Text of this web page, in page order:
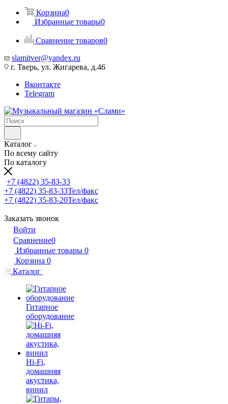
Корзина0
Избранные товары0
Сравнение товаров0
slamitver@yandex.ru
г. Тверь, ул. Жигарева, д.46
Вконтакте
Telegram
Каталог
По всему сайту
По каталогу
+7 (4822) 35-83-33
+7 (4822) 35-83-33Тел/факс
+7 (4822) 35-83-20Тел/факс
Заказать звонок
Войти
Сравнение0
Избранные товары 0
Корзина 0
Каталог
Гитарное
оборудование
Hi-Fi,
домашняя
акустика,
винил